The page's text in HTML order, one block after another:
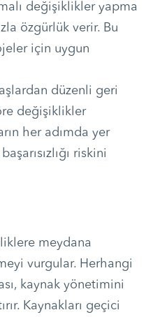
değişiklikler yapma
özgürlük verir. Bu
için uygun
düzenli geri
değişiklikler
her adımda yer
riskini
meydana
vurgular. Herhangi
kaynak yönetimini
Kaynakları geçici